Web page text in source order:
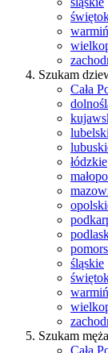
Szukam
Cała
łódzkie
śląskie
Szukam męża
Cała